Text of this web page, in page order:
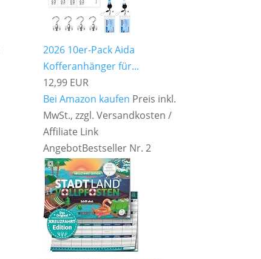
2026 10er-Pack Aida
Kofferanhänger für...
12,99 EUR
Bei Amazon kaufen Preis inkl.
MwSt., zzgl. Versandkosten /
Affiliate Link
AngebotBestseller Nr. 2